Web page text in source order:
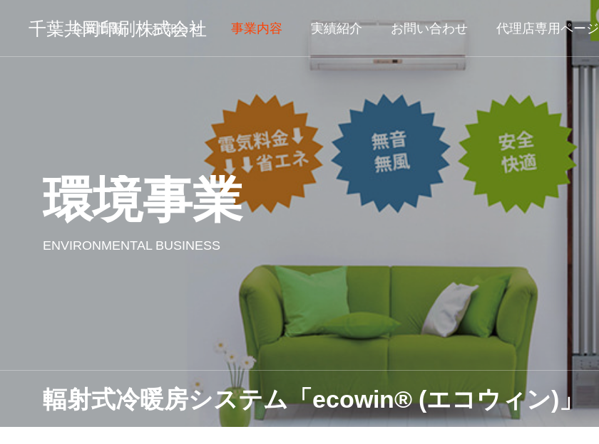
千葉共同印刷株式会社
企業情報 お知らせ 事業内容 実績紹介 お問い合わせ 代理店専用ページ
輻射式冷暖房システム「ecowin® (エコウィン)」
環境事業
ENVIRONMENTAL BUSINESS